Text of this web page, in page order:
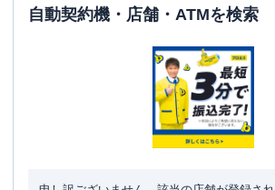
自動契約機・店舗・ATMを検索